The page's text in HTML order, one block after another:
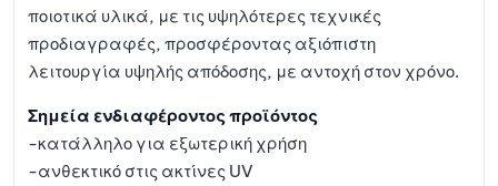
ποιοτικά υλικά, με τις υψηλότερες τεχνικές
προδιαγραφές, προσφέροντας αξιόπιστη
λειτουργία υψηλής απόδοσης, με αντοχή στον χρόνο.
Σημεία ενδιαφέροντος προϊόντος
-κατάλληλο για εξωτερική χρήση
-ανθεκτικό στις ακτίνες UV